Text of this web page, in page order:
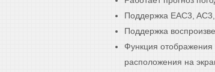
Поддержка EAC3,
Поддержка
Функция отображения
расположения на